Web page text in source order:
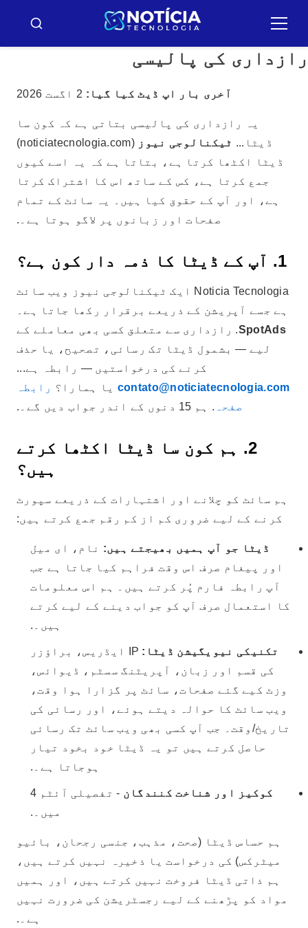
para
conteúdo
مینو بسکار
رازداری کی پالیسی
آخری بار اپ ڈیٹ کیا گیا:
یہ رازداری کی پالیسی بتاتی ہے کہ کون سا
ڈیٹا... ٹیکنالوجی نیوز
(noticiatecnologia.com)
ڈیٹا اکٹھا کرتا ہے، بتاتا ہے کہ یہ اسے کیوں
جمع کرتا ہے، کس کے ساتھ اس کا اشتراک کرتا
ہے، اور آپ کے حقوق کیا ہیں۔ یہ سائٹ کے تمام
صفحات اور زبانوں پر لاگو ہوتا ہے۔.
1. آپ کے ڈیٹا کا ذمہ دار کون ہے؟
Noticia Tecnologia ایک ٹیکنالوجی نیوز ویب سائٹ
ہے جسے آپریشن کے ذریعے برقرار رکھا جاتا ہے۔
SpotAds. رازداری سے متعلق کسی بھی معاملے کے
لیے — بشمول ڈیٹا تک رسائی، تصحیح، یا حذف
کرنے کی درخواستیں — رابطہ ہے...
contato@noticiatecnologia.com یا ہمارا؟ رابطہ
صفحہ . ہم 15 دنوں کے اندر جواب دیں گے۔.
2. ہم کون سا ڈیٹا اکٹھا کرتے
ہیں؟
ہم سائٹ کو چلانے اور اشتہارات کے ذریعے سپورٹ
کرنے کے لیے ضروری کم از کم رقم جمع کرتے ہیں:
ڈیٹا جو آپ ہمیں بھیجتے ہیں: نام، ای میل
اور پیغام صرف اس وقت فراہم کیا جاتا ہے جب
آپ رابطہ فارم پُر کرتے ہیں۔ ہم اس معلومات
کا استعمال صرف آپ کو جواب دینے کے لیے کرتے
ہیں۔.
تکنیکی نیویگیشن ڈیٹا:
IP ایڈریس، براؤزر
کی قسم اور زبان، آپریٹنگ سسٹم، ڈیوائس،
وزٹ کیے گئے صفحات، سائٹ پر گزارا ہوا وقت،
ویب سائٹ کا حوالہ دیتے ہوئے، اور رسائی کی
تاریخ/وقت۔ جب آپ کسی بھی ویب سائٹ تک رسائی
حاصل کرتے ہیں تو یہ ڈیٹا خود بخود تیار
ہوجاتا ہے۔.
کوکیز اور شناخت کنندگان
- تفصیلی آئٹم 4
میں۔.
ہم حساس ڈیٹا (صحت، مذہب، جنسی رجحان، بائیو
میٹرکس) کی درخواست یا ذخیرہ نہیں کرتے ہیں،
ہم ذاتی ڈیٹا فروخت نہیں کرتے ہیں، اور ہمیں
مواد کو پڑھنے کے لیے رجسٹریشن کی ضرورت نہیں
ہے۔.